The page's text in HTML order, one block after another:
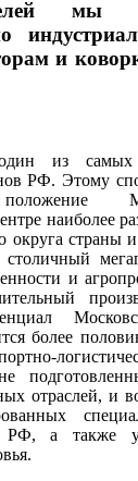
мы
и
из самых
РФ. Этому
положение
наиболее
округа страны
и
более
отраслей, и
РФ, а также